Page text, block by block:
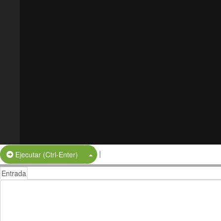
Ejecutar (Ctrl-Enter) Split Button!
|
Entrada